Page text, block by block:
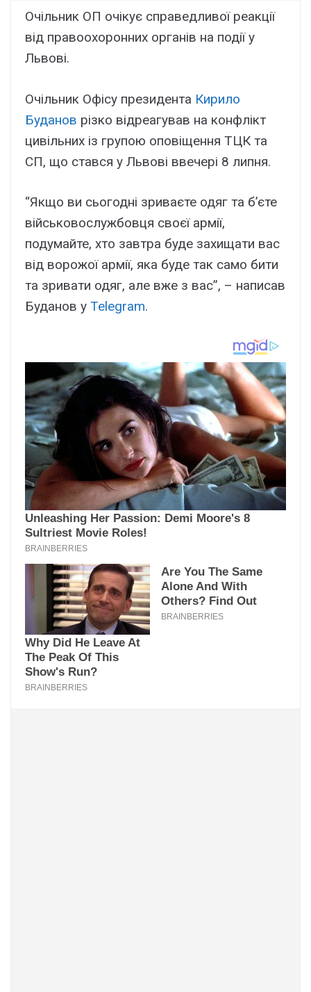
Очільник ОП очікує справедливої реакції
від правоохоронних органів на події у
Львові.
Очільник Офісу президента Кирило
Буданов різко відреагував на конфлікт
цивільних із групою оповіщення ТЦК та
СП, що стався у Львові ввечері 8 липня.
“Якщо ви сьогодні зриваєте одяг та бʼєте
військовослужбовця своєї армії,
подумайте, хто завтра буде захищати вас
від ворожої армії, яка буде так само бити
та зривати одяг, але вже з вас”, – написав
Буданов у Telegram.